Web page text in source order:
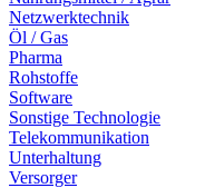
Netzwerktechnik
Öl / Gas
Pharma
Rohstoffe
Software
Sonstige Technologie
Telekommunikation
Unterhaltung
Versorger